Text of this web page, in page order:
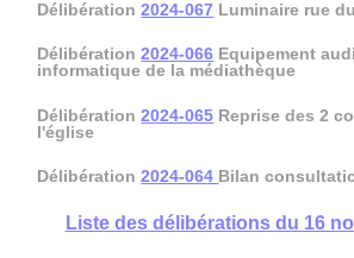
Délibération2024-067 Luminaire rue
Délibération2024-066 Equipement
informatique de la médiathèque
Délibération2024-065 Reprise des 2
l'église
Délibération2024-064 Bilan
Liste des délibérations du 16